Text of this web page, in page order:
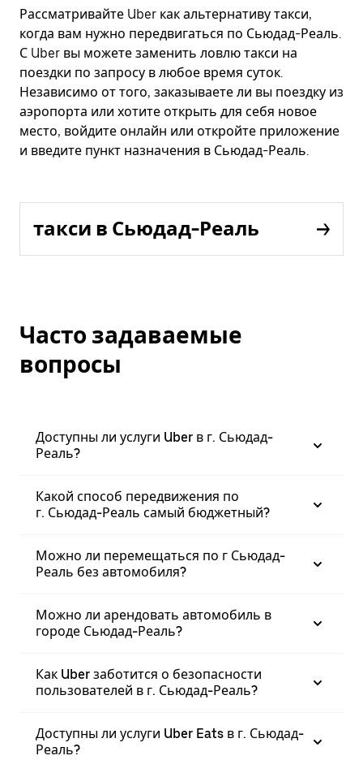
Рассматривайте Uber как альтернативу такси,
когда вам нужно передвигаться по Сьюдад-Реаль.
С Uber вы можете заменить ловлю такси на
поездки по запросу в любое время суток.
Независимо от того, заказываете ли вы поездку из
аэропорта или хотите открыть для себя новое
место, войдите онлайн или откройте приложение
и введите пункт назначения в Сьюдад-Реаль.
такси в Сьюдад-Реаль
Часто задаваемые
вопросы
Доступны ли услуги Uber в г. Сьюдад-
Реаль?
Какой способ передвижения по
г. Сьюдад-Реаль самый бюджетный?
Можно ли перемещаться по г Сьюдад-
Реаль без автомобиля?
Можно ли арендовать автомобиль в
городе Сьюдад-Реаль?
Как Uber заботится о безопасности
пользователей в г. Сьюдад-Реаль?
Доступны ли услуги Uber Eats в г. Сьюдад-
Реаль?